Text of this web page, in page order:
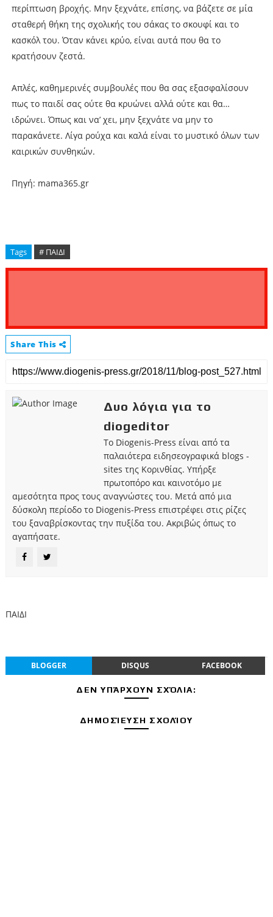
περίπτωση βροχής. Μην ξεχνάτε, επίσης, να βάζετε σε μία
σταθερή θήκη της σχολικής του σάκας το σκουφί και το
κασκόλ του. Όταν κάνει κρύο, είναι αυτά που θα το
κρατήσουν ζεστά.
Απλές, καθημερινές συμβουλές που θα σας εξασφαλίσουν
πως το παιδί σας ούτε θα κρυώνει αλλά ούτε και θα…
ιδρώνει. Όπως και να’ χει, μην ξεχνάτε να μην το
παρακάνετε. Λίγα ρούχα και καλά είναι το μυστικό όλων των
καιρικών συνθηκών.
Πηγή: mama365.gr
Tags # ΠΑΙΔΙ
Share This
Δυο λόγια για το
diogeditor
Το Diogenis-Press είναι από τα
παλαιότερα ειδησεογραφικά blogs -
sites της Κορινθίας. Υπήρξε
πρωτοπόρο και καινοτόμο με
αμεσότητα προς τους αναγνώστες του. Μετά από μια
δύσκολη περίοδο το Diogenis-Press επιστρέφει στις ρίζες
του ξαναβρίσκοντας την πυξίδα του. Ακριβώς όπως το
αγαπήσατε.
ΠΑΙΔΙ
BLOGGER DISQUS FACEBOOK
ΔΕΝ ΥΠΆΡΧΟΥΝ ΣΧΌΛΙΑ:
ΔΗΜΟΣΊΕΥΣΗ ΣΧΟΛΊΟΥ